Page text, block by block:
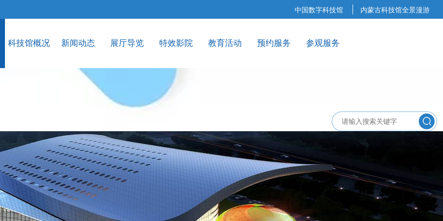
中国数字科技馆 内蒙古科技馆全景漫游
科技馆概况 新闻动态 展厅导览 特效影院 教育活动 预约服务 参观服务